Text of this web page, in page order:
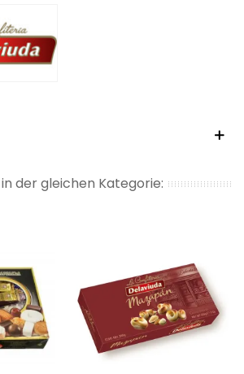
der gleichen Kategorie: